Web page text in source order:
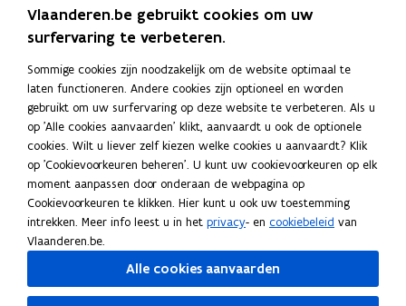
Schrijf je in
Thema's
Taaladviezen
Spellingregels
Tips voor duidelijke taal
Bekijk ook
Spellingtests
Boek- en webwijzer
Vlaanderen.be gebruikt cookies om uw
surfervaring te verbeteren.
Sommige cookies zijn noodzakelijk om de website optimaal te
laten functioneren. Andere cookies zijn optioneel en worden
gebruikt om uw surfervaring op deze website te verbeteren. Als u
op 'Alle cookies aanvaarden' klikt, aanvaardt u ook de optionele
cookies. Wilt u liever zelf kiezen welke cookies u aanvaardt? Klik
op 'Cookievoorkeuren beheren'. U kunt uw cookievoorkeuren op elk
moment aanpassen door onderaan de webpagina op
Cookievoorkeuren te klikken. Hier kunt u ook uw toestemming
intrekken. Meer info leest u in het privacy- en cookiebeleid van
Vlaanderen.be.
Alle cookies aanvaarden